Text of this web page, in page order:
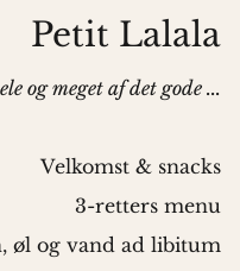
Petit Lalala
og meget af det gode ...
Velkomst & snacks
3-retters menu
øl og vand ad libitum